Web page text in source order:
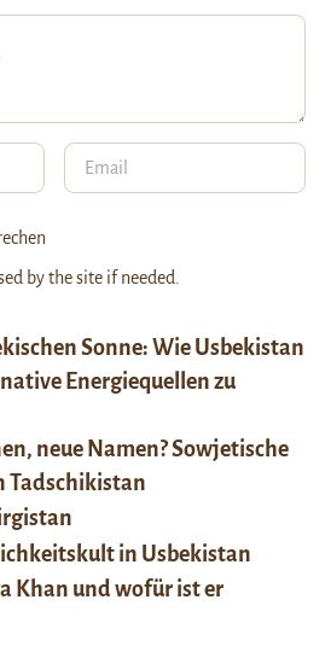
Sonne: Wie Usbekistan
Energiequellen zu
neue Namen? Sowjetische
Tadschikistan
in Usbekistan
Khan und wofür ist er
by the site if needed.